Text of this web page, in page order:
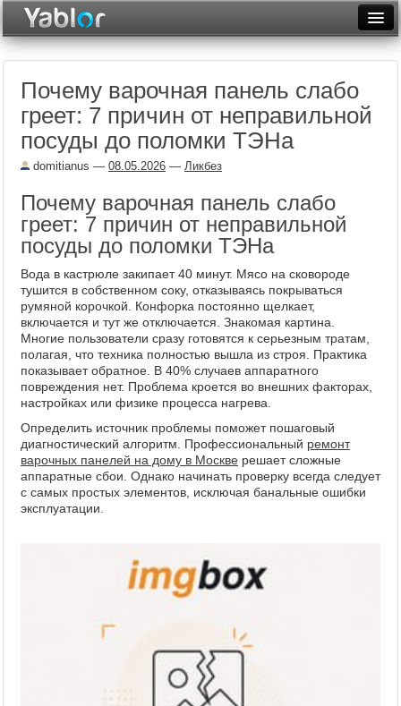
Неделя
Месяц
Рейтинги
Архив
Фототоп
Видеотоп
Почему варочная панель слабо
греет: 7 причин от неправильной
посуды до поломки ТЭНа
domitianus — 08.05.2026 — Ликбез
Почему варочная панель слабо
греет: 7 причин от неправильной
посуды до поломки ТЭНа
Вода в кастрюле закипает 40 минут. Мясо на сковороде
тушится в собственном соку, отказываясь покрываться
румяной корочкой. Конфорка постоянно щелкает,
включается и тут же отключается. Знакомая картина.
Многие пользователи сразу готовятся к серьезным тратам,
полагая, что техника полностью вышла из строя. Практика
показывает обратное. В 40% случаев аппаратного
повреждения нет. Проблема кроется во внешних факторах,
настройках или физике процесса нагрева.
Определить источник проблемы поможет пошаговый
диагностический алгоритм. Профессиональный ремонт
варочных панелей на дому в Москве решает сложные
аппаратные сбои. Однако начинать проверку всегда следует
с самых простых элементов, исключая банальные ошибки
эксплуатации.